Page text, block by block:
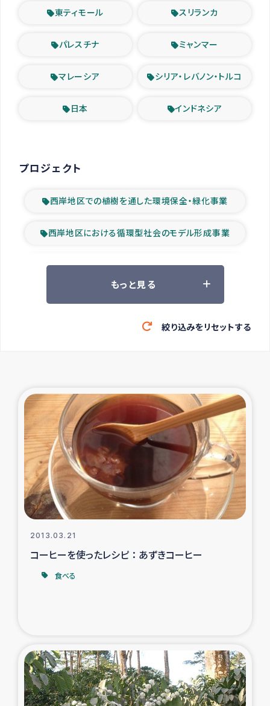
東ティモール スリランカ
パレスチナ ミャンマー
マレーシア シリア・レバノン・トルコ
日本 インドネシア
プロジェクト
西岸地区での植樹を通した環境保全・緑化事業
西岸地区における循環型社会のモデル形成事業
ツアー参加者の声
緊急救援の時代
東ティモール豪雨緊急支援
大雨による洪水被災者支援
カカオ生産者支援事業
シリア国内避難民・帰還民の生活再建支援
トルコにおけるシリア難民支援事業
インドネシア中部 スラウェシの地震・津波被災者支援
スリランカ 緊急人道支援
スリランカ南部洪水被災者支援
もっと見る
絞り込みをリセットする
2013.03.21
コーヒーを使ったレシピ ： あずきコーヒー
食べる